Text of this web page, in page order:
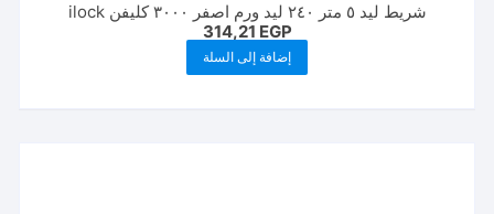
شريط ليد ٥ متر ٢٤٠ ليد ورم اصفر ٣٠٠٠ كليفن ilock
314,21 EGP
إضافة إلى السلة